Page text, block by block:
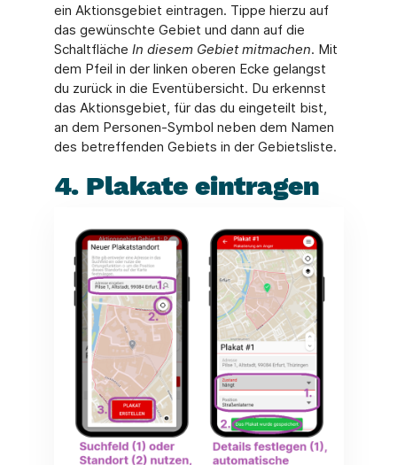
ein Aktionsgebiet eintragen. Tippe hierzu auf
das gewünschte Gebiet und dann auf die
Schaltfläche In diesem Gebiet mitmachen. Mit
dem Pfeil in der linken oberen Ecke gelangst
du zurück in die Eventübersicht. Du erkennst
das Aktionsgebiet, für das du eingeteilt bist,
an dem Personen-Symbol neben dem Namen
des betreffenden Gebiets in der Gebietsliste.
4. Plakate eintragen